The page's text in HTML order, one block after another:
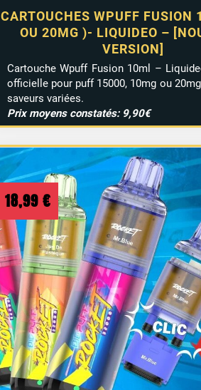
CARTOUCHES WPUFF FUSION
OU 20MG )- LIQUIDEO –
VERSION]
Cartouche Wpuff Fusion 10ml –
officielle pour puff 15000, 10mg ou
saveurs variées.
Prix moyens constatés: 9,90€
18,99€